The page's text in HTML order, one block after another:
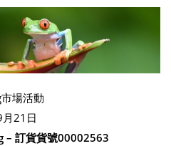
場活動
21日
– 訂貨貨號00002563